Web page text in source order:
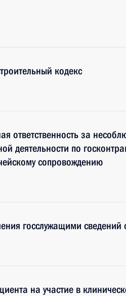
кодекс
ответственность за
деятельности по
сопровождению
госслужащими сведений
на участие в